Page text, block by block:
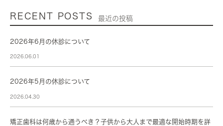
RECENT POSTS 最近の投稿
2026年6月の休診について
2026.06.01
2026年5月の休診について
2026.04.30
矯正歯科は何歳から通うべき？子供から大人まで最適な開始時期を詳